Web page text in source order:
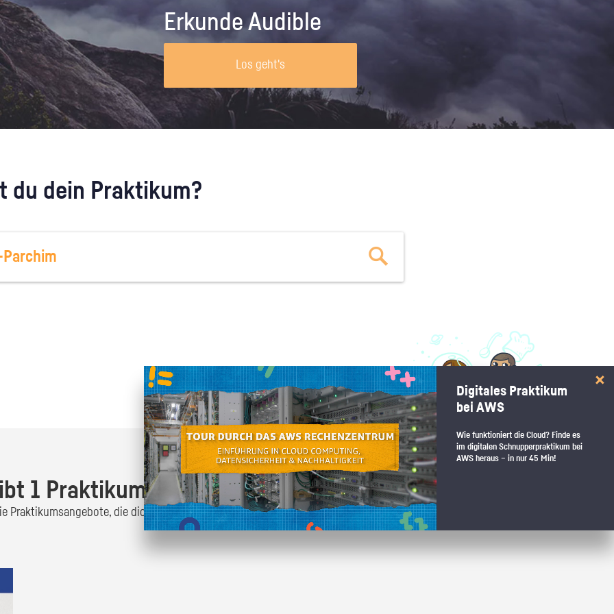
Unternehmen lohnt, wie man sich
vorbereitet und wie ein Vorab-Anruf
abläuft.
Erkunde Audible
Los geht's
du dein Praktikum?
Oder finde heraus was dich interessiert:
zum Stärkentest.
1 Praktikumsangebot!
Praktikumsangebote, die dich interessieren und bewirb dich wenn du den passenden Platz
Digitales Praktikum
bei AWS
Wie funktioniert die Cloud? Finde es
im digitalen Schnupperpraktikum bei
AWS heraus – in nur 45 Min!